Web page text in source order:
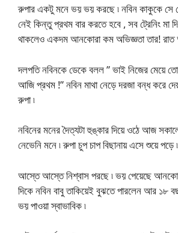
রুপার একটু মনে ভয় ভয় করছে ৷ নবিন কাকুকে সে
নেই কিন্তু প্রথম বার করতে হবে , সব ট্রেনিং মা
থাকলেও একদম আনকোরা কম অভিজ্ঞতা তার!
দলপতি নবিনকে ডেকে বলল ” ভাই নিজের মেয়ে
আজি প্রথম !” নবিন মাথা নেড়ে দরজা বন্ধ করে
রুপা ৷
নবিনের মনের দৈত্যটা হুঙ্কার দিয়ে ওঠে আজ
নেভেনি মনে ৷ রুপা চুপ চাপ বিছানায় এসে শুয়ে পড়ে
আস্তে আস্তে নিশ্বাস পরছে ৷ ভয় পেয়েছে
দিকে নবিন বাবু তাকিয়েই বুঝতে পারলেন আর ১৮
ভয় পাওয়া স্বাভাবিক ৷